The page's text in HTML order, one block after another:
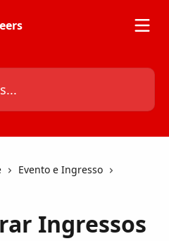
Evento e Ingresso
Ingressos